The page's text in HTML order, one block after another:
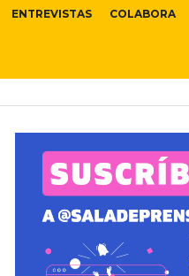
ENTREVISTAS COLABORA